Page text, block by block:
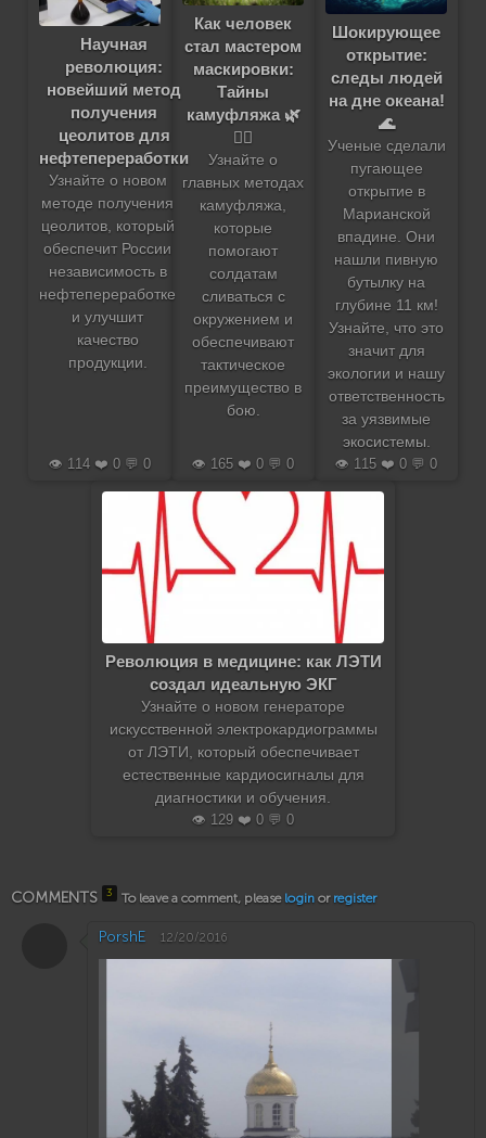
Научная
революция:
новейший метод
получения
цеолитов для
нефтепереработки
Узнайте о новом
методе получения
цеолитов, который
обеспечит России
независимость в
нефтепереработке
и улучшит
качество
продукции.
👁️ 114 ❤️ 0 💬 0
Как человек
стал мастером
маскировки:
Тайны
камуфляжа 🌿
🕵️‍♂️
Узнайте о
главных методах
камуфляжа,
которые
помогают
солдатам
сливаться с
окружением и
обеспечивают
тактическое
преимущество в
бою.
👁️ 165 ❤️ 0 💬 0
Шокирующее
открытие:
следы людей
на дне океана!
🌊
Ученые сделали
пугающее
открытие в
Марианской
впадине. Они
нашли пивную
бутылку на
глубине 11 км!
Узнайте, что это
значит для
экологии и нашу
ответственность
за уязвимые
экосистемы.
👁️ 115 ❤️ 0 💬 0
Революция в медицине: как ЛЭТИ
создал идеальную ЭКГ
Узнайте о новом генераторе
искусственной электрокардиограммы
от ЛЭТИ, который обеспечивает
естественные кардиосигналы для
диагностики и обучения.
👁️ 129 ❤️ 0 💬 0
COMMENTS 3 To leave a comment, please login or register
PorshE 12/20/2016